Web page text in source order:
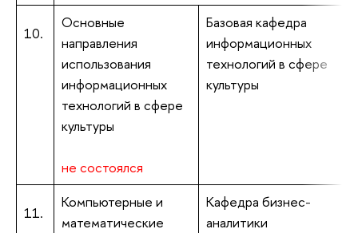
10.
Основные
направления
использования
информационных
технологий в сфере
культуры
не состоялся
Базовая кафедра
информационных
технологий в сфере
культуры
11.
Компьютерные и
математические
Кафедра бизнес-
аналитики